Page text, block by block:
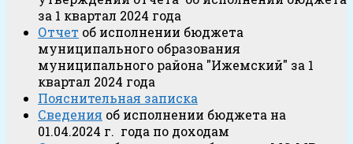
за 1 квартал 2024 года
Отчет об исполнении бюджета
муниципального образования
муниципального района "Ижемский" за 1
квартал 2024 года
Пояснительная записка
Сведения об исполнении бюджета на
01.04.2024 г. года по доходам